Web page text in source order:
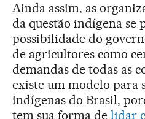
Ainda assim, as
da questão indígena se
possibilidade do
de agricultores como
demandas de todas as
existe um modelo para
indígenas do Brasil,
tem sua forma de lidar